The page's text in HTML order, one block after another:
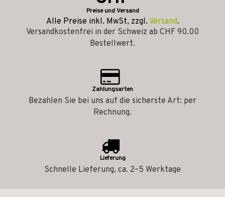
Preise und Versand
Alle Preise inkl. MwSt, zzgl. Versand.
Versandkostenfrei in der Schweiz ab CHF 90.00
Bestellwert.
Zahlungsarten
Bezahlen Sie bei uns auf die sicherste Art: per
Rechnung.
Lieferung
Schnelle Lieferung, ca. 2–5 Werktage